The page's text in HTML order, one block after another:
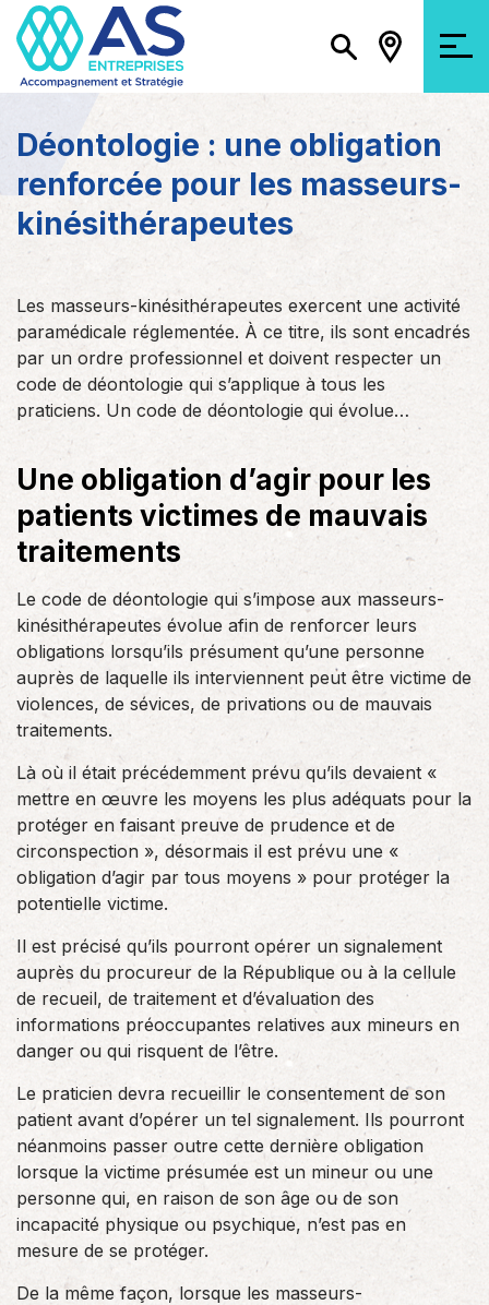
Déontologie : une obligation
renforcée pour les masseurs-
kinésithérapeutes
Les masseurs-kinésithérapeutes exercent une activité
paramédicale réglementée. À ce titre, ils sont encadrés
par un ordre professionnel et doivent respecter un
code de déontologie qui s’applique à tous les
praticiens. Un code de déontologie qui évolue…
Une obligation d’agir pour les
patients victimes de mauvais
traitements
Le code de déontologie qui s’impose aux masseurs-
kinésithérapeutes évolue afin de renforcer leurs
obligations lorsqu’ils présument qu’une personne
auprès de laquelle ils interviennent peut être victime de
violences, de sévices, de privations ou de mauvais
traitements.
Là où il était précédemment prévu qu’ils devaient «
mettre en œuvre les moyens les plus adéquats pour la
protéger en faisant preuve de prudence et de
circonspection », désormais il est prévu une «
obligation d’agir par tous moyens » pour protéger la
potentielle victime.
Il est précisé qu’ils pourront opérer un signalement
auprès du procureur de la République ou à la cellule
de recueil, de traitement et d’évaluation des
informations préoccupantes relatives aux mineurs en
danger ou qui risquent de l’être.
Le praticien devra recueillir le consentement de son
patient avant d’opérer un tel signalement. Ils pourront
néanmoins passer outre cette dernière obligation
lorsque la victime présumée est un mineur ou une
personne qui, en raison de son âge ou de son
incapacité physique ou psychique, n’est pas en
mesure de se protéger.
De la même façon, lorsque les masseurs-